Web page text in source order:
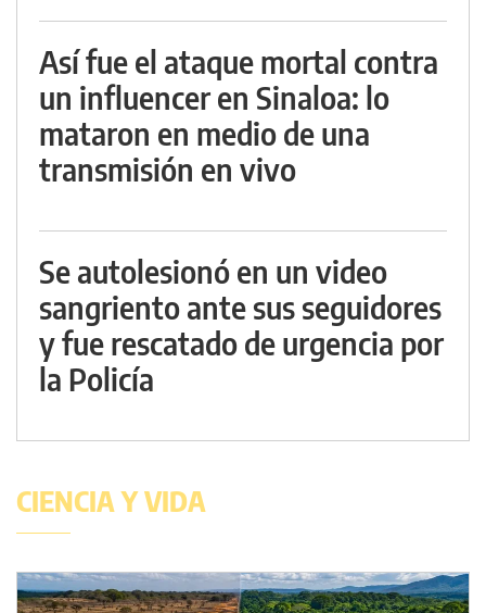
Así fue el ataque mortal contra
un influencer en Sinaloa: lo
mataron en medio de una
transmisión en vivo
Se autolesionó en un video
sangriento ante sus seguidores
y fue rescatado de urgencia por
la Policía
CIENCIA Y VIDA